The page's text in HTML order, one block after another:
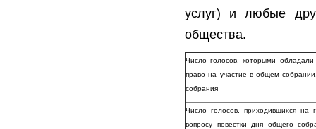
услуг) и любые
общества.
Число голосов, которыми
право на участие в общем
собрания
Число голосов, приходившихся на
вопросу повестки дня общего